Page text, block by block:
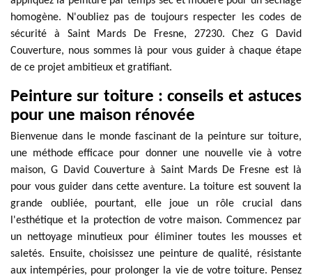
homogène. N'oubliez pas de toujours respecter les codes de
sécurité à Saint Mards De Fresne, 27230. Chez G David
Couverture, nous sommes là pour vous guider à chaque étape
de ce projet ambitieux et gratifiant.
Peinture sur toiture : conseils et astuces
pour une maison rénovée
Bienvenue dans le monde fascinant de la peinture sur toiture,
une méthode efficace pour donner une nouvelle vie à votre
maison, G David Couverture à Saint Mards De Fresne est là
pour vous guider dans cette aventure. La toiture est souvent la
grande oubliée, pourtant, elle joue un rôle crucial dans
l'esthétique et la protection de votre maison. Commencez par
un nettoyage minutieux pour éliminer toutes les mousses et
saletés. Ensuite, choisissez une peinture de qualité, résistante
aux intempéries, pour prolonger la vie de votre toiture. Pensez